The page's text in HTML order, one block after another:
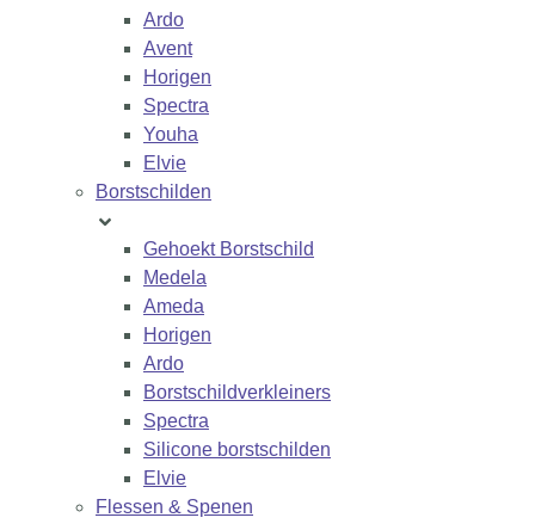
Ardo
Avent
Horigen
Spectra
Youha
Elvie
Borstschilden
Gehoekt Borstschild
Medela
Ameda
Horigen
Ardo
Borstschildverkleiners
Spectra
Silicone borstschilden
Elvie
Flessen & Spenen